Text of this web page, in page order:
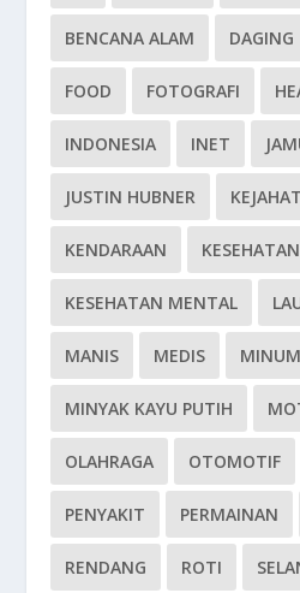
BENCANA ALAM DAGING
FOOD FOTOGRAFI
INDONESIA INET
JUSTIN HUBNER
KENDARAAN KESEHATAN
KESEHATAN MENTAL
MANIS MEDIS
MINYAK KAYU PUTIH
OLAHRAGA OTOMOTIF
PENYAKIT PERMAINAN
RENDANG ROTI